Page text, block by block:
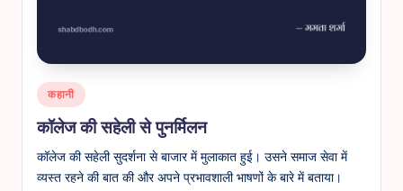
Posted
in
कहानी
कॉलेज की सहेली से पुनर्मिलन
कॉलेज की सहेली सुदर्शना से बाजार में मुलाकात हुई। उसने समाज सेवा में
व्यस्त रहने की बात की और अपने प्रभावशाली भाषणों के बारे में बताया।